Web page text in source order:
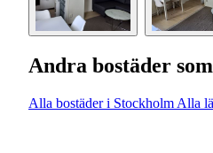
Andra bostäder
Alla bostäder i Stockholm Alla